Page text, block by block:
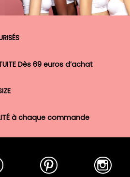
Dès 69 euros d’achat
à chaque commande
Twitter Pinterest